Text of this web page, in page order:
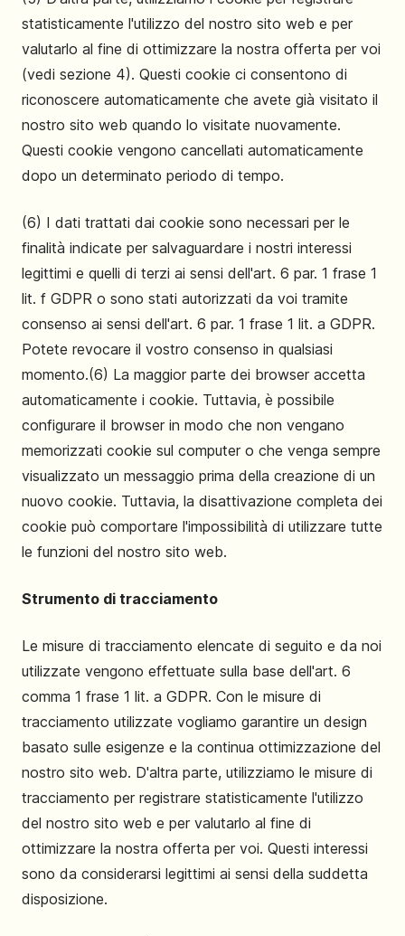
statisticamente l'utilizzo del nostro sito web e per
valutarlo al fine di ottimizzare la nostra offerta per voi
(vedi sezione 4). Questi cookie ci consentono di
riconoscere automaticamente che avete già visitato il
nostro sito web quando lo visitate nuovamente.
Questi cookie vengono cancellati automaticamente
dopo un determinato periodo di tempo.
(6) I dati trattati dai cookie sono necessari per le
finalità indicate per salvaguardare i nostri interessi
legittimi e quelli di terzi ai sensi dell'art. 6 par. 1 frase 1
lit. f GDPR o sono stati autorizzati da voi tramite
consenso ai sensi dell'art. 6 par. 1 frase 1 lit. a GDPR.
Potete revocare il vostro consenso in qualsiasi
momento.(6) La maggior parte dei browser accetta
automaticamente i cookie. Tuttavia, è possibile
configurare il browser in modo che non vengano
memorizzati cookie sul computer o che venga sempre
visualizzato un messaggio prima della creazione di un
nuovo cookie. Tuttavia, la disattivazione completa dei
cookie può comportare l'impossibilità di utilizzare tutte
le funzioni del nostro sito web.
Strumento di tracciamento
Le misure di tracciamento elencate di seguito e da noi
utilizzate vengono effettuate sulla base dell'art. 6
comma 1 frase 1 lit. a GDPR. Con le misure di
tracciamento utilizzate vogliamo garantire un design
basato sulle esigenze e la continua ottimizzazione del
nostro sito web. D'altra parte, utilizziamo le misure di
tracciamento per registrare statisticamente l'utilizzo
del nostro sito web e per valutarlo al fine di
ottimizzare la nostra offerta per voi. Questi interessi
sono da considerarsi legittimi ai sensi della suddetta
disposizione.